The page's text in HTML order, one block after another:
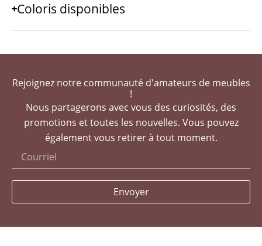
Coloris disponibles
Rejoignez notre communauté d'amateurs de meubles
!
Nous partagerons avec vous des curiosités, des
promotions et toutes les nouvelles. Vous pouvez
également vous retirer à tout moment.
Envoyer